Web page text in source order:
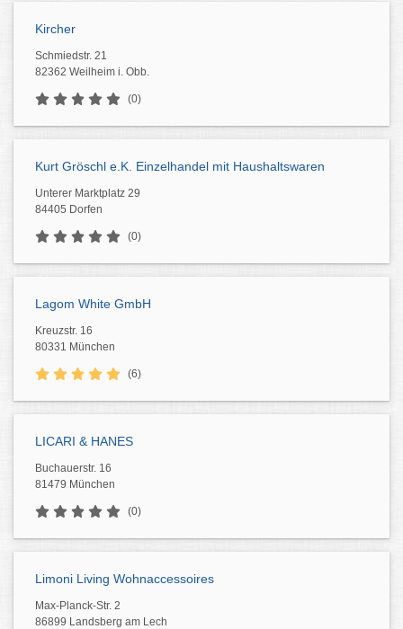
Kircher
Schmiedstr. 21
82362 Weilheim i. Obb.
(0)
Kurt Gröschl e.K. Einzelhandel mit Haushaltswaren
Unterer Marktplatz 29
84405 Dorfen
(0)
Lagom White GmbH
Kreuzstr. 16
80331 München
(6)
LICARI & HANES
Buchauerstr. 16
81479 München
(0)
Limoni Living Wohnaccessoires
Max-Planck-Str. 2
86899 Landsberg am Lech